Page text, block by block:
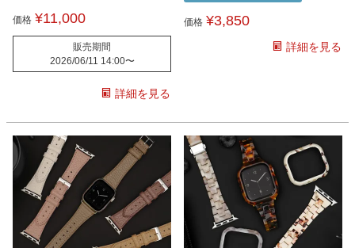
価格 ¥11,000
販売期間
2026/06/11 14:00〜
詳細を見る
価格 ¥3,850
詳細を見る